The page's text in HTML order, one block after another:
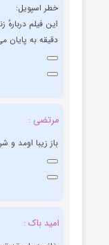
خطر اسپویل:
دقیقه به پایان
مرتضی :
باز زیبا اومد
امید باک :